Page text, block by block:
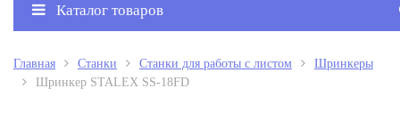
Каталог товаров
Главная Станки Станки для работы с листом
Шринкеры
Шринкер STALEX SS-18FD